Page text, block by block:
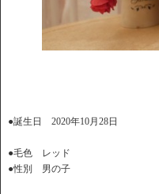
●誕生日 2020年10月28日
●毛色 レッド
●性別 男の子